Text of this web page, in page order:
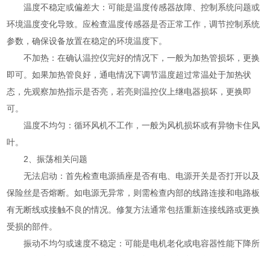
温度不稳定或偏差大：可能是温度传感器故障、控制系统问题或
环境温度变化导致。应检查温度传感器是否正常工作，调节控制系统
参数，确保设备放置在稳定的环境温度下。
不加热：在确认温控仪完好的情况下，一般为加热管损坏，更换
即可。如果加热管良好，通电情况下调节温度超过常温处于加热状
态，先观察加热指示是否亮，若亮则温控仪上继电器损坏，更换即
可。
温度不均匀：循环风机不工作，一般为风机损坏或有异物卡住风
叶。
2、振荡相关问题
无法启动：首先检查电源插座是否有电、电源开关是否打开以及
保险丝是否熔断。如电源无异常，则需检查内部的线路连接和电路板
有无断线或接触不良的情况。修复方法通常包括重新连接线路或更换
受损的部件。
振动不均匀或速度不稳定：可能是电机老化或电容器性能下降所